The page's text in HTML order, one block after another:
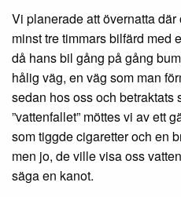
Vi planerade att övernatta
minst tre timmars bilfärd med
då hans bil gång på gång
hålig väg, en väg som man
sedan hos oss och betraktats
”vattenfallet” möttes vi av ett
som tiggde cigaretter och en
men jo, de ville visa oss
säga en kanot.